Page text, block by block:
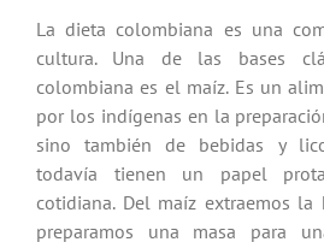
La dieta colombiana es una
cultura. Una de las bases
colombiana es el maíz. Es un
por los indígenas en la
sino también de bebidas y
todavía tienen un papel
cotidiana. Del maíz extraemos
preparamos una masa para